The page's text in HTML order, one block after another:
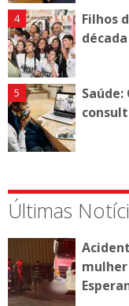
Filhos
Últimas